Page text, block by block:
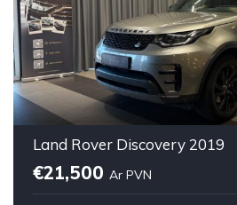
Land Rover Discovery 2019
€21,500 Ar PVN